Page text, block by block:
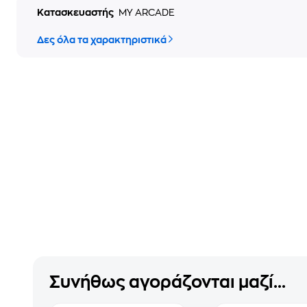
Κατασκευαστής MY ARCADE
Δες όλα τα χαρακτηριστικά
Συνήθως αγοράζονται μαζί...